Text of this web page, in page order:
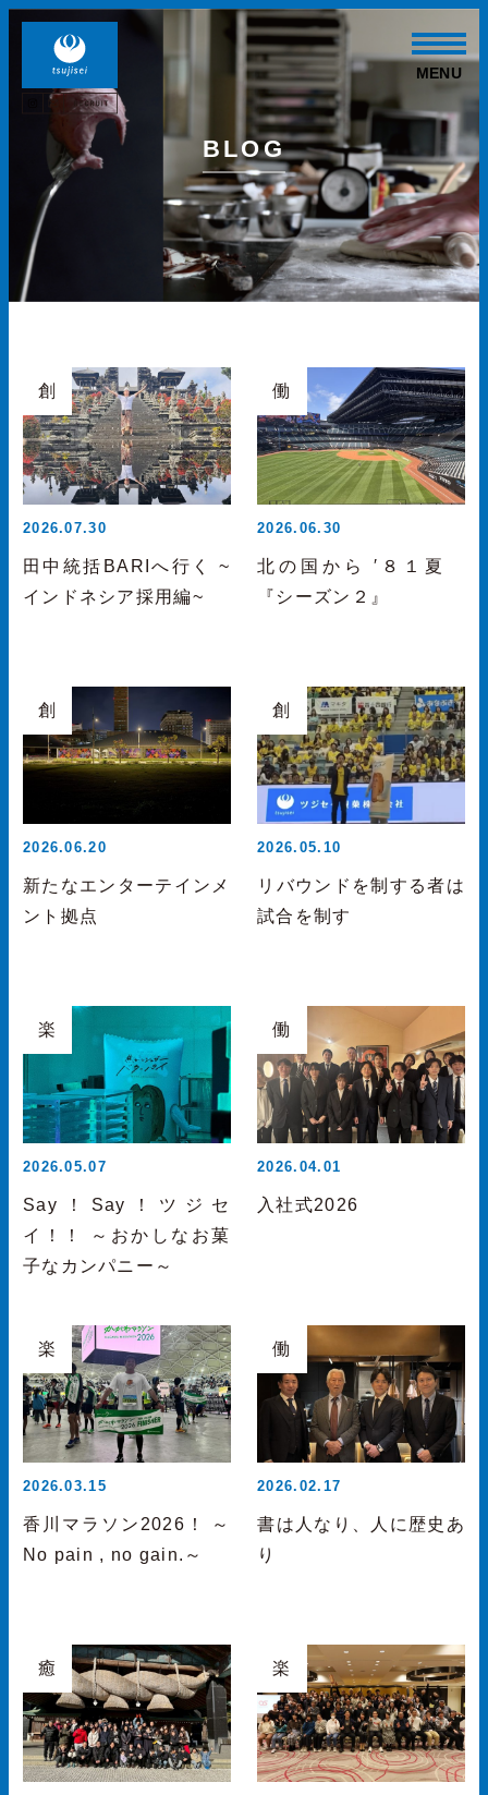
MENU
BLOG
創
2026.07.30
田中統括BARIへ行く ~
インドネシア採用編~
働
2026.06.30
北の国から ′８１夏
『シーズン２』
創
2026.06.20
新たなエンターテインメ
ント拠点
創
2026.05.10
リバウンドを制する者は
試合を制す
楽
2026.05.07
Say！Say！ツジセ
イ！！ ～おかしなお菓
子なカンパニー～
働
2026.04.01
入社式2026
楽
2026.03.15
香川マラソン2026！ ～
No pain , no gain.～
働
2026.02.17
書は人なり、人に歴史あ
り
癒 楽